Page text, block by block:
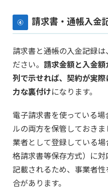
④ 請求書・通帳入金
請求書と通帳の入金記録
ださい。 請求金額と入金
列で示せれば、契約が実
力な裏付けになります。
電子請求書を使っている
ルの両方を保管しておき
業者として登録している
格請求書等保存方式）に
記載されるため、事業者
合があります。